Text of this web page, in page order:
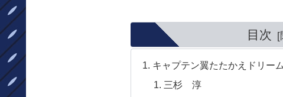
目次
キャプテン翼たたかえドリー
三杉 淳